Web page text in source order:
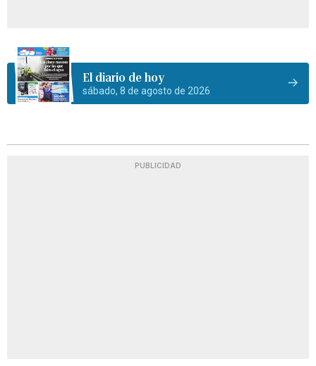
El diario de hoy
sábado, 8 de agosto de 2026
PUBLICIDAD